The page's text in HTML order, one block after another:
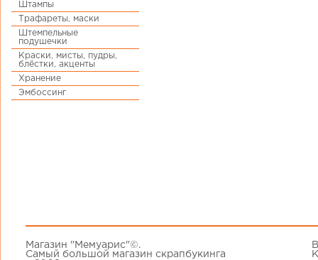
Штампы
Трафареты, маски
Штемпельные
подушечки
Краски, мисты, пудры,
блёстки, акценты
Хранение
Эмбоссинг
Магазин "Мемуарис"©.
Самый большой магазин скрапбукинга